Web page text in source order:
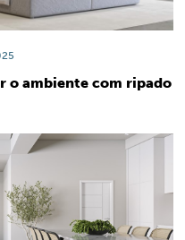
o ambiente com ripado